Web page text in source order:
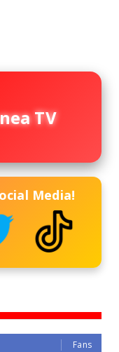
TV
Media!
Fans